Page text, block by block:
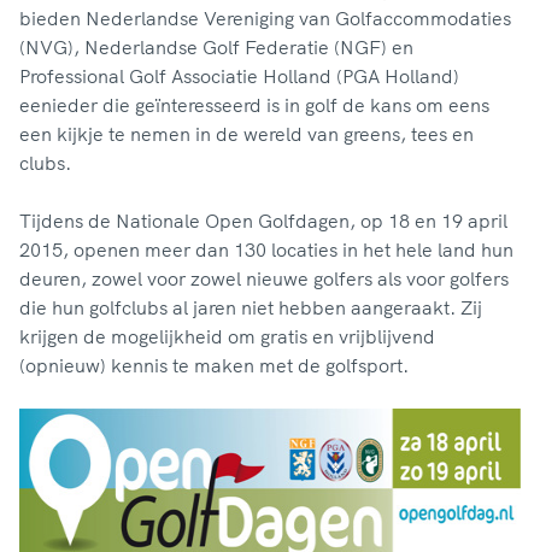
bieden Nederlandse Vereniging van Golfaccommodaties
(NVG), Nederlandse Golf Federatie (NGF) en
Professional Golf Associatie Holland (PGA Holland)
eenieder die geïnteresseerd is in golf de kans om eens
een kijkje te nemen in de wereld van greens, tees en
clubs.
Tijdens de Nationale Open Golfdagen, op 18 en 19 april
2015, openen meer dan 130 locaties in het hele land hun
deuren, zowel voor zowel nieuwe golfers als voor golfers
die hun golfclubs al jaren niet hebben aangeraakt. Zij
krijgen de mogelijkheid om gratis en vrijblijvend
(opnieuw) kennis te maken met de golfsport.